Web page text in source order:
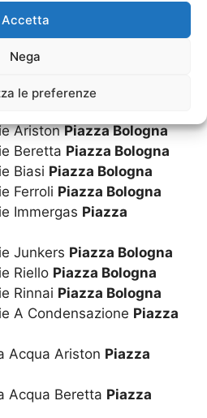
Accetta
Nega
le preferenze
Acqua Biasi
AristonPiazza Bologna
Beretta Piazza Bologna
Biasi Piazza Bologna
Ferroli Piazza Bologna
Immergas Piazza
Junkers Piazza Bologna
Riello Piazza Bologna
Rinnai Piazza Bologna
A Condensazione Piazza
Acqua Ariston Piazza
Acqua Beretta Piazza